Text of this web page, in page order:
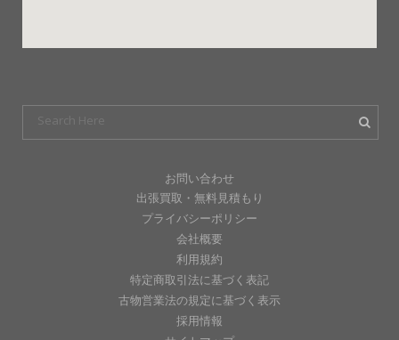
お問い合わせ
出張買取・無料見積もり
プライバシーポリシー
会社概要
利用規約
特定商取引法に基づく表記
古物営業法の規定に基づく表示
採用情報